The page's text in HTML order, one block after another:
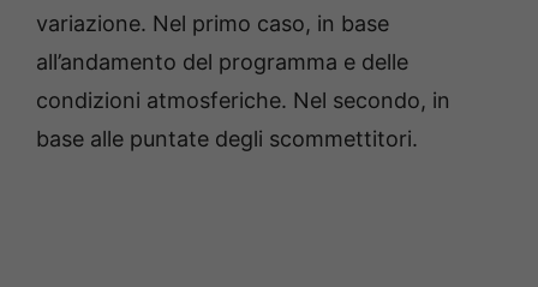
variazione. Nel primo caso, in base
all’andamento del programma e delle
condizioni atmosferiche. Nel secondo, in
base alle puntate degli scommettitori.